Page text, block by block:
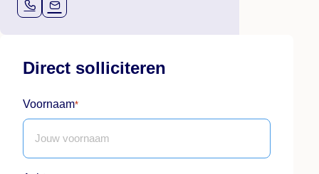
Direct solliciteren
Voornaam*